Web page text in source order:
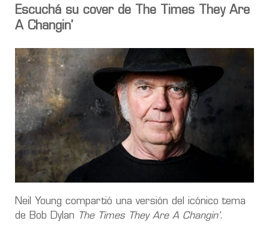
Escuchá su cover de The Times They Are
A Changin’
Neil Young compartió una versión del icónico tema
de Bob Dylan
The Times They Are A Changin’.